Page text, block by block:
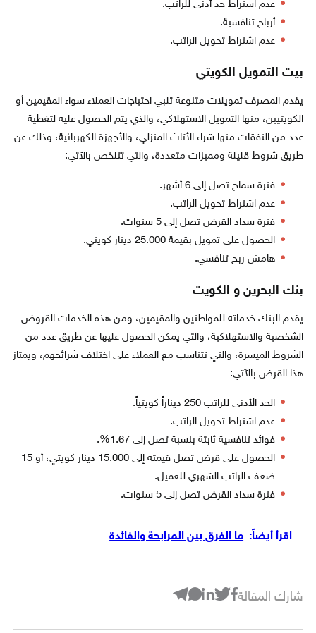
عدم اشتراط حد أدنى للراتب.
أرباح تنافسية.
عدم اشتراط تحويل الراتب.
بيت التمويل الكويتي
يقدم المصرف تمويلات متنوعة تلبي احتياجات العملاء سواء المقيمين أو
الكويتيين، منها التمويل الاستهلاكي، والذي يتم الحصول عليه لتغطية
عدد من النفقات منها شراء الأثاث المنزلي، والأجهزة الكهربائية، وذلك عن
طريق شروط قليلة ومميزات متعددة، والتي تتلخص بالآتي:
فترة سماح تصل إلى 6 أشهر.
عدم اشتراط تحويل الراتب.
فترة سداد القرض تصل إلى 5 سنوات.
الحصول على تمويل بقيمة 25.000 دينار كويتي.
هامش ربح تنافسي.
بنك البحرين و الكويت
يقدم البنك خدماته للمواطنين والمقيمين، ومن هذه الخدمات القروض
الشخصية والاستهلاكية، والتي يمكن الحصول عليها عن طريق عدد من
الشروط الميسرة، والتي تتناسب مع العملاء على اختلاف شرائحهم، ويمتاز
هذا القرض بالآتي:
الحد الأدنى للراتب 250 ديناراً كويتياً.
عدم اشتراط تحويل الراتب.
فوائد تنافسية ثابتة بنسبة تصل إلى 1.67%.
الحصول على قرض تصل قيمته إلى 15.000 دينار كويتي، أو 15
ضعف الراتب الشهري للعميل.
فترة سداد القرض تصل إلى 5 سنوات.
اقرأ أيضاً: ما الفرق بين المرابحة والفائدة
شارك المقالة